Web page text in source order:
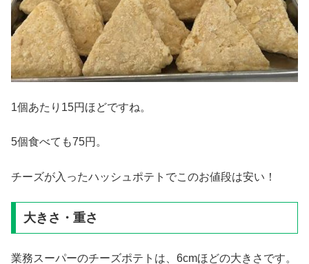
1個あたり15円ほどですね。
5個食べても75円。
チーズが入ったハッシュポテトでこのお値段は安い！
大きさ・重さ
業務スーパーのチーズポテトは、6cmほどの大きさです。